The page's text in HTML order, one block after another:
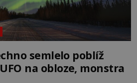
semlelo poblíž
na obloze, monstra